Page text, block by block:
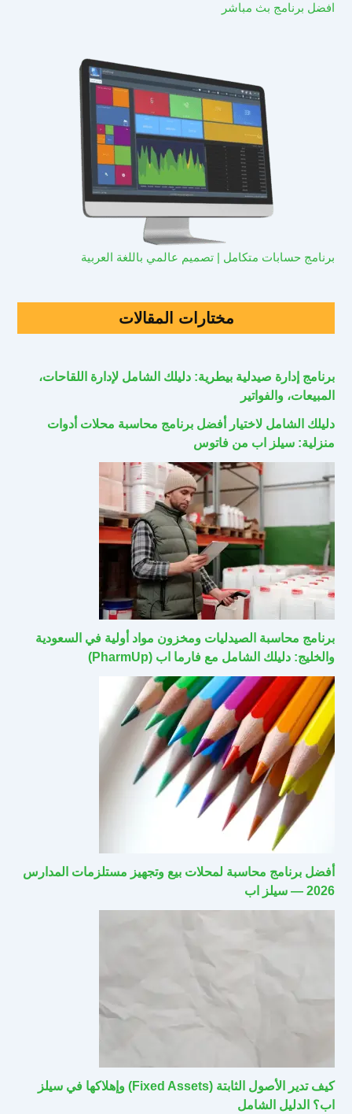
افضل برنامج بث مباشر
برنامج حسابات متكامل | تصميم عالمي باللغة العربية
مختارات المقالات
برنامج إدارة صيدلية بيطرية: دليلك الشامل لإدارة اللقاحات،
المبيعات، والفواتير
دليلك الشامل لاختيار أفضل برنامج محاسبة محلات أدوات
منزلية: سيلز اب من فاتوس
برنامج محاسبة الصيدليات ومخزون مواد أولية في السعودية
والخليج: دليلك الشامل مع فارما اب (PharmUp)
أفضل برنامج محاسبة لمحلات بيع وتجهيز مستلزمات المدارس
2026 — سيلز اب
كيف تدير الأصول الثابتة (Fixed Assets) وإهلاكها في سيلز
اب؟ الدليل الشامل